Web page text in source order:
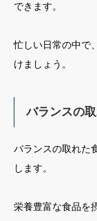
できます。
忙しい日常の中で
けましょう。
バランスの
バランスの取れた
します。
栄養豊富な食品を